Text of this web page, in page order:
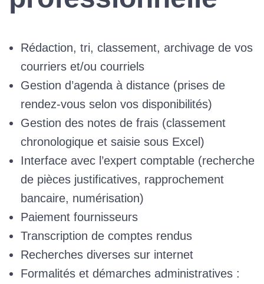
Rédaction, tri, classement, archivage de vos
courriers et/ou courriels
Gestion d’agenda à distance (prises de
rendez-vous selon vos disponibilités)
Gestion des notes de frais (classement
chronologique et saisie sous Excel)
Interface avec l’expert comptable (recherche
de pièces justificatives, rapprochement
bancaire, numérisation)
Paiement fournisseurs
Transcription de comptes rendus
Recherches diverses sur internet
Formalités et démarches administratives :